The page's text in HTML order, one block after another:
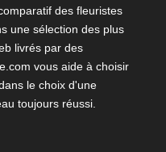
des fleuristes
une sélection des plus
livrés par des
vous aide à choisir
le choix d'une
toujours réussi.